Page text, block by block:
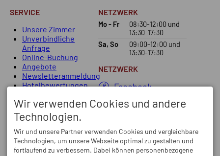
SERVICE
Unsere Zimmer
Unverbindliche
Anfrage
Online-Buchung
Angebote
Newsletteranmeldung
Hotelbewertungen
NETZWERK
Mo - Fr 08:30-12:00 und
13:30-17:30
Sa, So
09:00-12:00 und
13:30-17:30
NETZWERK
Facebook
Instagram
Wir verwenden Cookies und andere
Technologien.
Wir und unsere Partner verwenden Cookies und vergleichbare
Technologien, um unsere Webseite optimal zu gestalten und
fortlaufend zu verbessern. Dabei können personenbezogene